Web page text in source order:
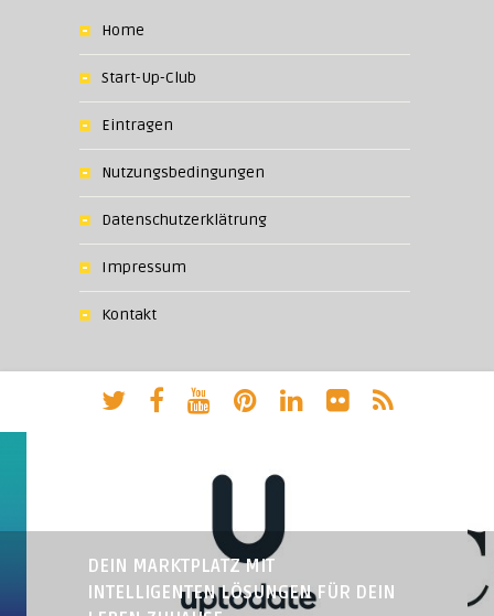
Home
Start-Up-Club
Eintragen
Nutzungsbedingungen
Datenschutzerklätrung
Impressum
Kontakt
DEIN MARKTPLATZ MIT
INTELLIGENTEN LÖSUNGEN FÜR DEIN